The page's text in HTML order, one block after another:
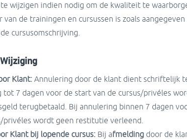
te wijzigen indien nodig om de kwaliteit te
van de trainingen en cursussen is zoals aangegeven
cursusomschrijving.
Klant: Annulering door de klant dient schriftelijk
tot 7 dagen voor de start van de cursus/privéles
terugbetaald. Bij annulering binnen 7 dagen
privéles wordt geen restitutie verleend.
Klant bij lopende cursus: Bij afmelding door de